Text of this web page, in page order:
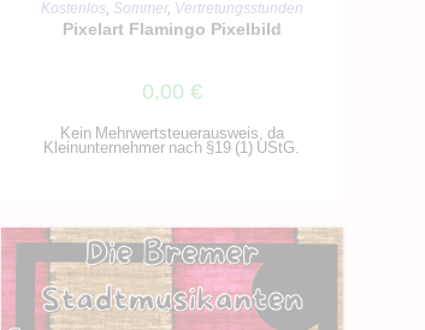
Kostenlos, Sommer, Vertretungsstunden
Pixelart Flamingo Pixelbild
0,00 €
Kein Mehrwertsteuerausweis, da
Kleinunternehmer nach §19 (1) UStG.